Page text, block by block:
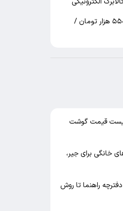
قیمت برنج هنوز در کانال ۴۵۰ تا ۵۵۰ هزار تومان /
قیمت گوشت
خانگی برای جیر،
راهنما تا روش